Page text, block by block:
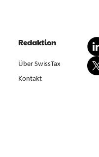
Liquidationsgewinn aus
Neubewertung von
ist gesondert steuerbar, bei
der Erwerbstätigkeit (E.
Redaktion
Über SwissTax
Kontakt